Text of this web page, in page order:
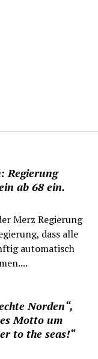
Regierung
ab 68 ein.
Merz Regierung
dass alle
automatisch
Norden“,
Motto um
to the seas!“